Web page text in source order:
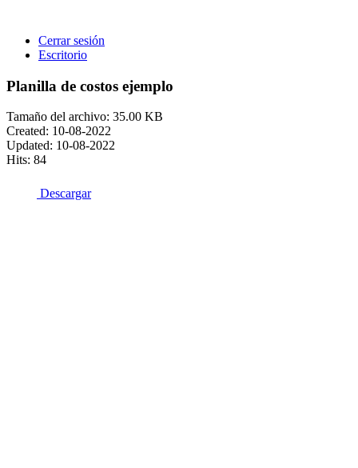
contenido
Main
Menu
Cerrar sesión
Escritorio
Planilla de costos ejemplo
Tamaño del archivo: 35.00 KB
Created: 10-08-2022
Updated: 10-08-2022
Hits: 84
Descargar